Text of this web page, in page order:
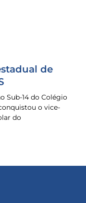
de
Sub-14 do Colégio
o vice-
do